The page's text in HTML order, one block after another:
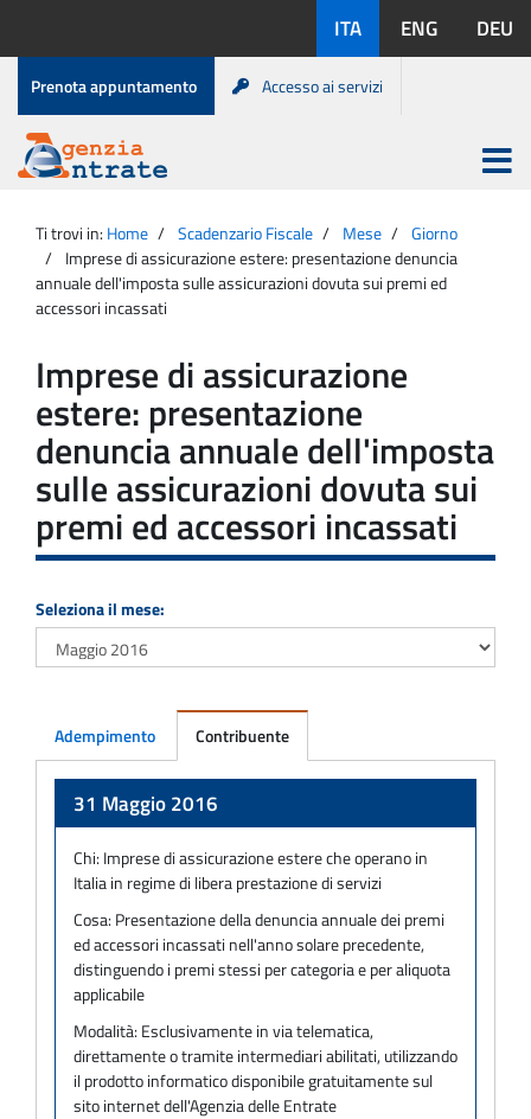
contenuto
disponibili:
ITA ENG DEU
Menu
di
servizio
Prenota appuntamento Accesso ai servizi
Agenzia
Entrate
Apri
menu
principale
Ti trovi in: Home Scadenzario Fiscale Mese
Giorno
Imprese di assicurazione estere: presentazione denuncia
annuale dell'imposta sulle assicurazioni dovuta sui premi ed
accessori incassati
Imprese di assicurazione
estere: presentazione
denuncia annuale dell'imposta
sulle assicurazioni dovuta sui
premi ed accessori incassati
Seleziona il mese:
Adempimento Contribuente
31 Maggio 2016
Chi: Imprese di assicurazione estere che operano in
Italia in regime di libera prestazione di servizi
Cosa: Presentazione della denuncia annuale dei premi
ed accessori incassati nell'anno solare precedente,
distinguendo i premi stessi per categoria e per aliquota
applicabile
Modalità: Esclusivamente in via telematica,
direttamente o tramite intermediari abilitati, utilizzando
il prodotto informatico disponibile gratuitamente sul
sito internet dell'Agenzia delle Entrate